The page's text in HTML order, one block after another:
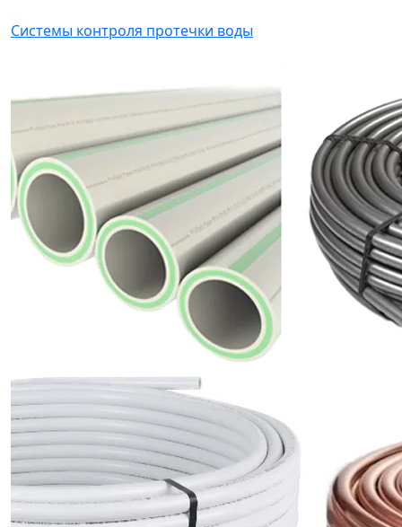
Системы контроля протечки воды